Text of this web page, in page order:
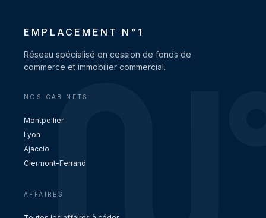
EMPLACEMENT N°1
Réseau spécialisé en cession de fonds de
commerce et immobilier commercial.
NOS CABINETS
Montpellier
Lyon
Ajaccio
Clermont-Ferrand
AFFAIRES